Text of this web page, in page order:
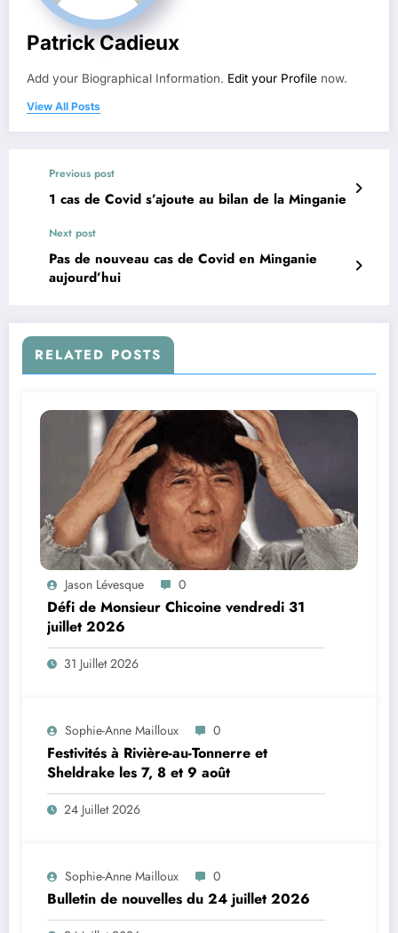
Patrick Cadieux
Add your Biographical Information. Edit your Profile now.
View All Posts
Previous post
1 cas de Covid s’ajoute au bilan de la Minganie
Next post
Pas de nouveau cas de Covid en Minganie
aujourd’hui
RELATED POSTS
Jason Lévesque 0
Défi de Monsieur Chicoine vendredi 31
juillet 2026
31 Juillet 2026
Sophie-Anne Mailloux 0
Festivités à Rivière-au-Tonnerre et
Sheldrake les 7, 8 et 9 août
24 Juillet 2026
Sophie-Anne Mailloux 0
Bulletin de nouvelles du 24 juillet 2026